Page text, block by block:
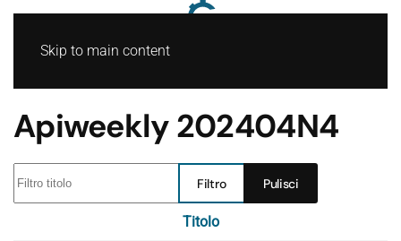
Skip to main content
Apiweekly 202404N4
Filtro Pulisci
Titolo